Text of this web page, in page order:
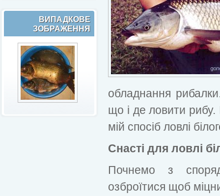
ВИПАДКОВЕ
ЗОБРАЖЕННЯ
обладнання
що і де ловити рибу.
мій спосіб ловлі
Снасті для ловлі
Почнемо з
озброїтися щоб